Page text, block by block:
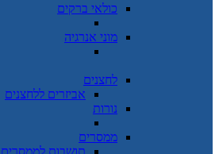
כולאי ברקים
מוני אנרגיה
לחצנים
אביזרים ללחצנים
נורות
ממסרים
תושבות לממסרים